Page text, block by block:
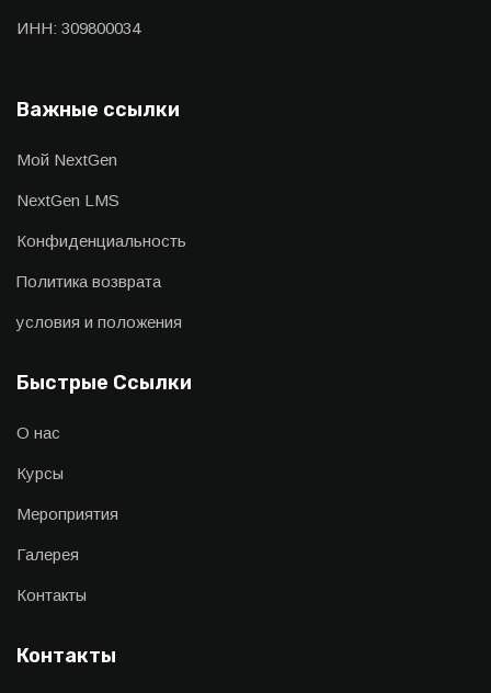
ИНН: 309800034
Важные ссылки
Мой NextGen
NextGen LMS
Конфиденциальность
Политика возврата
условия и положения
Быстрые Ссылки
О нас
Курсы
Мероприятия
Галерея
Контакты
Контакты